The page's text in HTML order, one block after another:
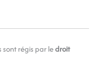
sont régis par ledroit